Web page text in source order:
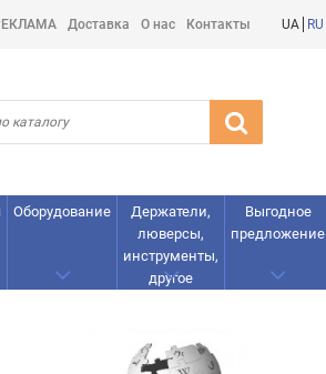
Доставка О нас Контакты UA RU
Оборудование
Держатели,
люверсы,
инструменты,
другое
Выгодное
предложение